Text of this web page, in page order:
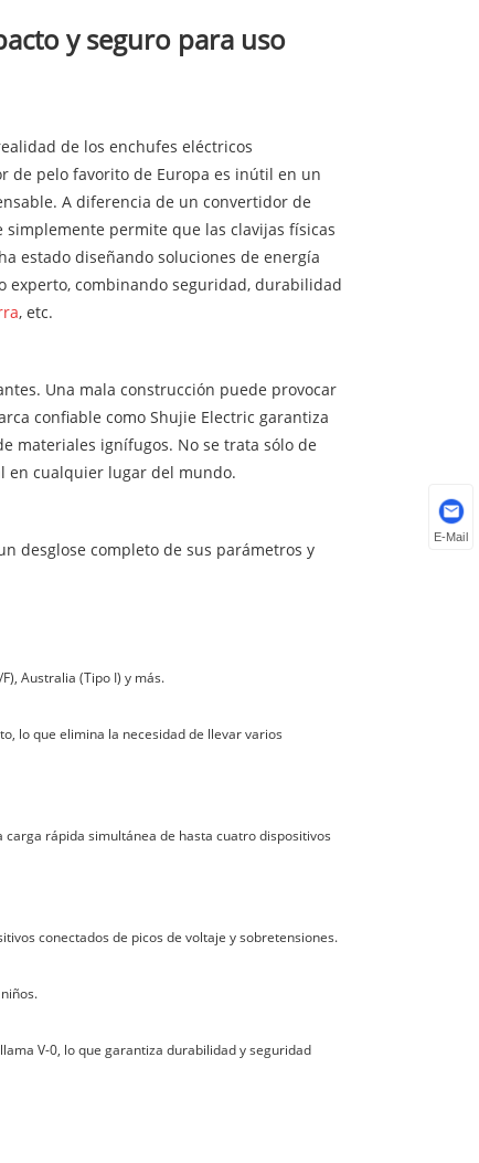
y seguro para uso
de los enchufes eléctricos
de pelo favorito de Europa es inútil en un
A diferencia de un convertidor de
permite que las clavijas físicas
estado diseñando soluciones de energía
experto, combinando seguridad, durabilidad
, etc.
Una mala construcción puede provocar
confiable como Shujie Electric garantiza
materiales ignífugos. No se trata sólo de
en cualquier lugar del mundo.
desglose completo de sus parámetros y
Australia (Tipo I) y más.
lo que elimina la necesidad de llevar varios
rápida simultánea de hasta cuatro dispositivos
conectados de picos de voltaje y sobretensiones.
V-0, lo que garantiza durabilidad y seguridad
E-Mail